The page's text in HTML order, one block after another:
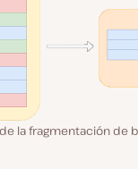
la fragmentación de